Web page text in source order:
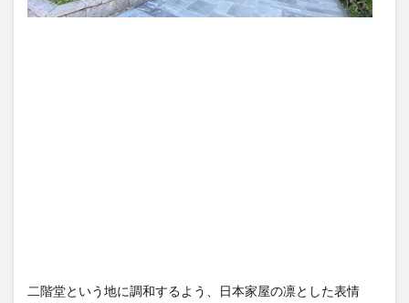
二階堂という地に調和するよう、日本家屋の凛とした表情